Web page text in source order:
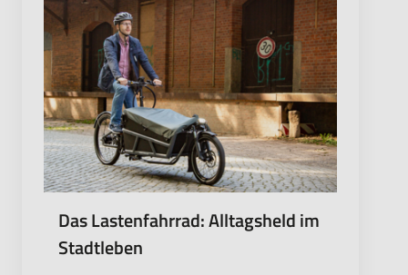
Das Lastenfahrrad: Alltagsheld im
Stadtleben